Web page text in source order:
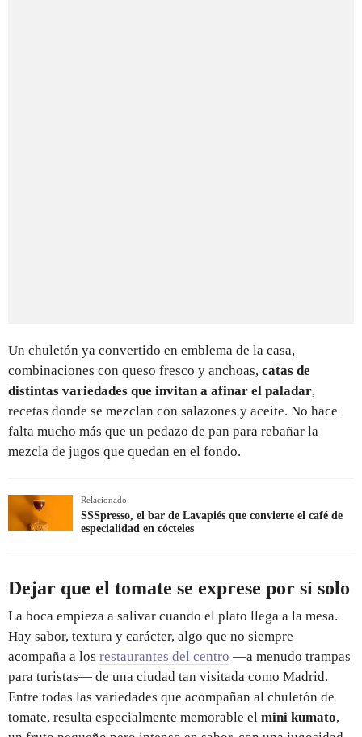
Un chuletón ya convertido en emblema de la casa,
combinaciones con queso fresco y anchoas, catas de
distintas variedades que invitan a afinar el paladar,
recetas donde se mezclan con salazones y aceite. No hace
falta mucho más que un pedazo de pan para rebañar la
mezcla de jugos que quedan en el fondo.
Relacionado
SSSpresso, el bar de Lavapiés que convierte el café de
especialidad en cócteles
Dejar que el tomate se exprese por sí solo
La boca empieza a salivar cuando el plato llega a la mesa.
Hay sabor, textura y carácter, algo que no siempre
acompaña a los restaurantes del centro —a menudo trampas
para turistas— de una ciudad tan visitada como Madrid.
Entre todas las variedades que acompañan al chuletón de
tomate, resulta especialmente memorable el mini kumato,